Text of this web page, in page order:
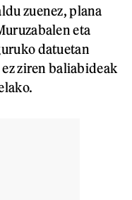
zuenez, plana
eta
datuetan
ziren baliabideak